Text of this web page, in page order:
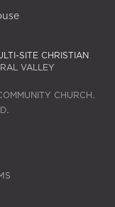
SITE CHRISTIAN
VALLEY
CHURCH.